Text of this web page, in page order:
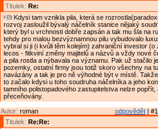
Titulek: Re:
Kdysi tam vznikla pila, která se
rozvoj zasloužil bývalý náčelník stanice nějaký
který byl u vrchnosti dobře zapsán a tak mu šla na
tehdy pro malou bezvýznamnou pilu vybudovalo
vybral si ji (i kvůli těm kolejím) zahraniční investor (o
lecos - fitkviní změny majitelů a názvů a vždy nové
a pila rostla a nýbavala na významu. Pak už stačilo
pozemky, ostatní firmy jsou totiž skoro všechny na
navázány a tak je pro ně výhodné být v místě.
to začalo kdysi u toho soudruha náčelníka a jeho
tamního polistopadového zastupitelstva nelze popřít,
přeceňovány.
odpovědět |
Autor: roman
Titulek: Re:Re: